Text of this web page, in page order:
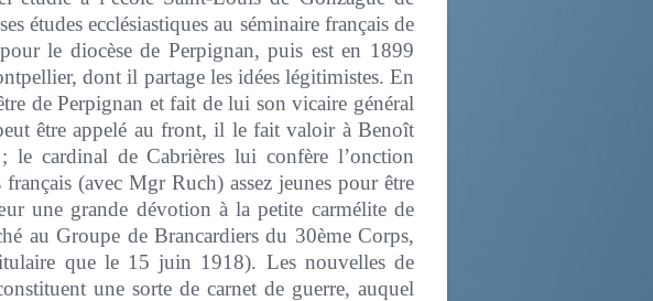
études ecclésiastiques au séminaire français de
le diocèse de Perpignan, puis est en 1899
dont il partage les idées légitimistes. En
de Perpignan et fait de lui son vicaire général
être appelé au front, il le fait valoir à Benoît
cardinal de Cabrières lui confère l’onction
(avec Mgr Ruch) assez jeunes pour être
une grande dévotion à la petite carmélite de
au Groupe de Brancardiers du 30ème Corps,
que le 15 juin 1918). Les nouvelles de
une sorte de carnet de guerre, auquel